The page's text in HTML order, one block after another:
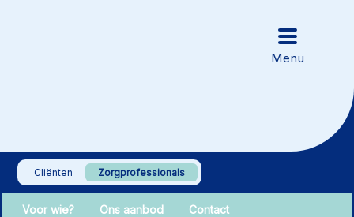
Cliënten Zorgprofessionals
Voor wie? Ons aanbod Contact